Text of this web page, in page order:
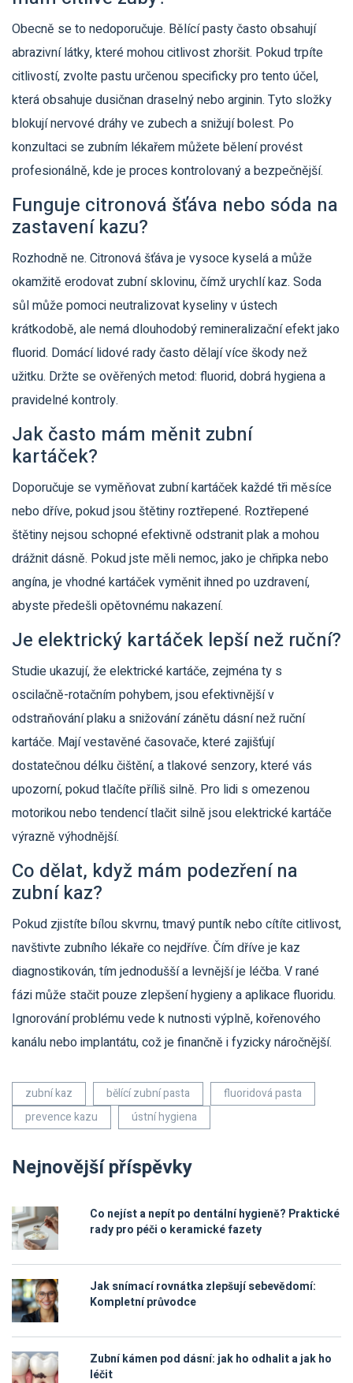
Obecně se to nedoporučuje. Bělící pasty často obsahují
abrazivní látky, které mohou citlivost zhoršit. Pokud trpíte
citlivostí, zvolte pastu určenou specificky pro tento účel,
která obsahuje dusičnan draselný nebo arginin. Tyto složky
blokují nervové dráhy ve zubech a snižují bolest. Po
konzultaci se zubním lékařem můžete bělení provést
profesionálně, kde je proces kontrolovaný a bezpečnější.
Funguje citronová šťáva nebo sóda na
zastavení kazu?
Rozhodně ne. Citronová šťáva je vysoce kyselá a může
okamžitě erodovat zubní sklovinu, čímž urychlí kaz. Soda
sůl může pomoci neutralizovat kyseliny v ústech
krátkodobě, ale nemá dlouhodobý remineralizační efekt jako
fluorid. Domácí lidové rady často dělají více škody než
užitku. Držte se ověřených metod: fluorid, dobrá hygiena a
pravidelné kontroly.
Jak často mám měnit zubní
kartáček?
Doporučuje se vyměňovat zubní kartáček každé tři měsíce
nebo dříve, pokud jsou štětiny roztřepené. Roztřepené
štětiny nejsou schopné efektivně odstranit plak a mohou
drážnit dásně. Pokud jste měli nemoc, jako je chřipka nebo
angína, je vhodné kartáček vyměnit ihned po uzdravení,
abyste předešli opětovnému nakazení.
Je elektrický kartáček lepší než ruční?
Studie ukazují, že elektrické kartáče, zejména ty s
oscilačně-rotačním pohybem, jsou efektivnější v
odstraňování plaku a snižování zánětu dásní než ruční
kartáče. Mají vestavěné časovače, které zajišťují
dostatečnou délku čištění, a tlakové senzory, které vás
upozorní, pokud tlačíte příliš silně. Pro lidi s omezenou
motorikou nebo tendencí tlačit silně jsou elektrické kartáče
výrazně výhodnější.
Co dělat, když mám podezření na
zubní kaz?
Pokud zjistíte bílou skvrnu, tmavý puntík nebo cítíte citlivost,
navštivte zubního lékaře co nejdříve. Čím dříve je kaz
diagnostikován, tím jednodušší a levnější je léčba. V rané
fázi může stačit pouze zlepšení hygieny a aplikace fluoridu.
Ignorování problému vede k nutnosti výplně, kořenového
kanálu nebo implantátu, což je finančně i fyzicky náročnější.
zubní kaz bělící zubní pasta
fluoridová pasta
prevence kazu
ústní hygiena
Nejnovější příspěvky
Co nejíst a nepít po dentální hygieně? Praktické
rady pro péči o keramické fazety
Jak snímací rovnátka zlepšují sebevědomí:
Kompletní průvodce
Zubní kámen pod dásní: jak ho odhalit a jak ho
léčit